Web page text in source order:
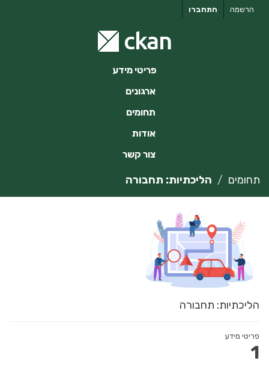
התחברו הרשמה
פריטי מידע
ארגונים
תחומים
אודות
צור קשר
תחומים הליכתיות: תחבורה
הליכתיות: תחבורה
פריטי מידע
1